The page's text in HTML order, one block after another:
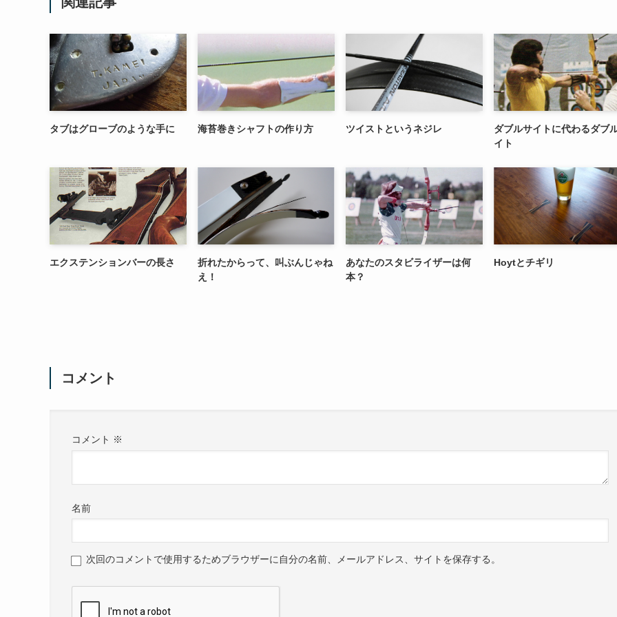
タブはグローブのような手に 海苔巻きシャフトの作り方 ツイストというネジレ
ダブルサイトに代わるダブ
イト
エクステンションバーの長さ
折れたからって、叫ぶんじゃね
え！
あなたのスタビライザーは何
本？
Hoytとチギリ
コメント
コメント ※
名前
次回のコメントで使用するためブラウザーに自分の名前、メールアドレス、サイトを保存する。